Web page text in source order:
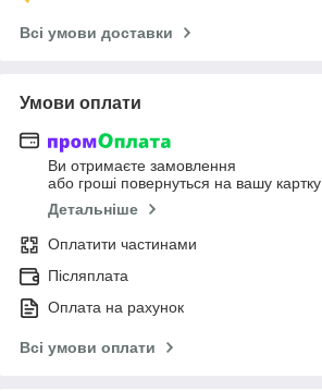
Всі умови доставки
Умови оплати
Ви отримаєте замовлення
або гроші повернуться на вашу картку
Детальніше
Оплатити частинами
Післяплата
Оплата на рахунок
Всі умови оплати